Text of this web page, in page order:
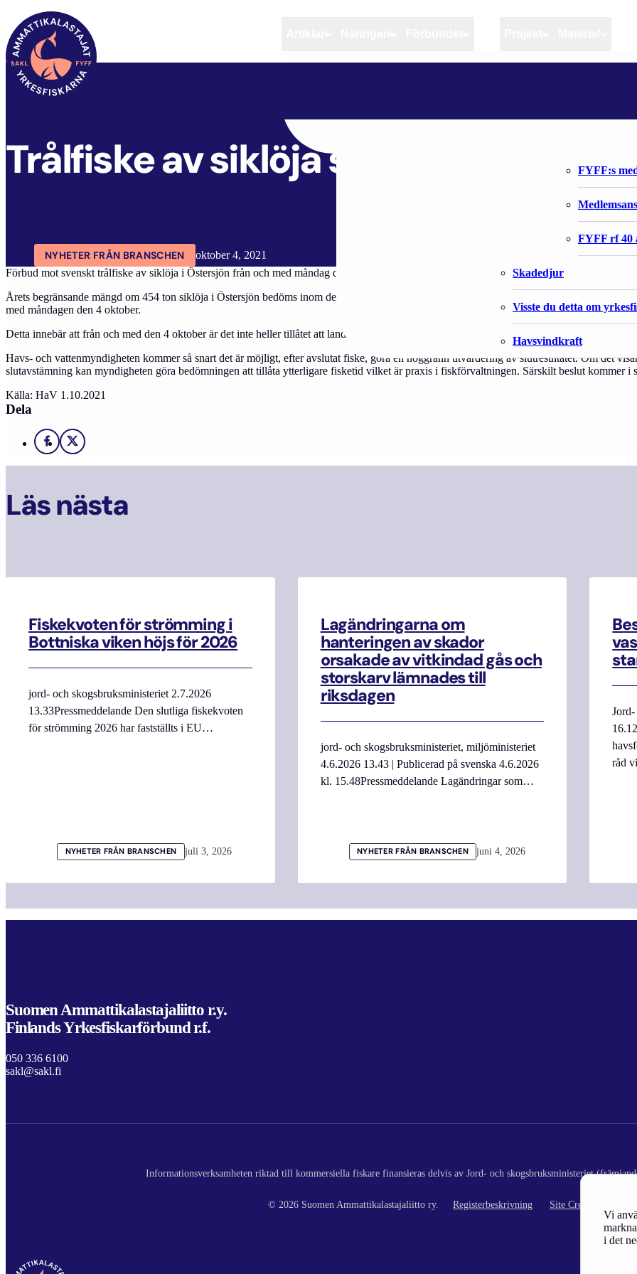
Vi
i det
Artiklar Näringen
Riktlinjer för god praxis
Stöd till fiskerinäringen
Anvisningar
Fiskar och
Skadedjur
Visste du detta om
Havsvindkraft
Förbundet
FYFF:s
FYFF rf 40
FYFF ARTIKLAR
Trålfiske av siklöja stoppas i Sverige
NYHETER FRÅN BRANSCHEN
oktober 4, 2021
Förbud mot svenskt trålfiske av siklöja i Östersjön från och med måndag den 4 oktober 2021.
Årets begränsande mängd om 454 ton siklöja i Östersjön bedöms inom den närmaste tiden vara uppfiskad. Havs- och vattenmyndigheten
med måndagen den 4 oktober.
Detta innebär att från och med den 4 oktober är det inte heller tillåtet att landa siklöja som fångats under tillåten tid med trål i Östersjön.
Havs- och vattenmyndigheten kommer så snart det är möjligt, efter avslutat fiske, göra en noggrann utvärdering av slutresultatet. Om det
slutavstämning kan myndigheten göra bedömningen att tillåta ytterligare fisketid vilket är praxis i fiskförvaltningen. Särskilt beslut kommer i
Källa: HaV 1.10.2021
Dela
Facebook
X
Läs nästa
Fiskekvoten för strömming i
Bottniska viken höjs för 2026
jord- och skogsbruksministeriet 2.7.2026
13.33Pressmeddelande Den slutliga fiskekvoten
för strömming 2026 har fastställts i EU…
NYHETER FRÅN BRANSCHEN juli 3, 2026
Lagändringarna om
hanteringen av skador
orsakade av vitkindad gås och
storskarv lämnades till
riksdagen
jord- och skogsbruksministeriet, miljöministeriet
4.6.2026 13.43 | Publicerad på svenska 4.6.2026
kl. 15.48Pressmeddelande Lagändringar som…
NYHETER FRÅN BRANSCHEN juni 4, 2026
råd
Suomen Ammattikalastajaliitto r.y.
Finlands Yrkesfiskarförbund r.f.
050 336 6100
sakl@sakl.fi
Informationsverksamheten riktad till kommersiella fiskare finansieras delvis av Jord- och skogsbruksministeriet
© 2026 Suomen Ammattikalastajaliitto ry. Registerbeskrivning Site Credits